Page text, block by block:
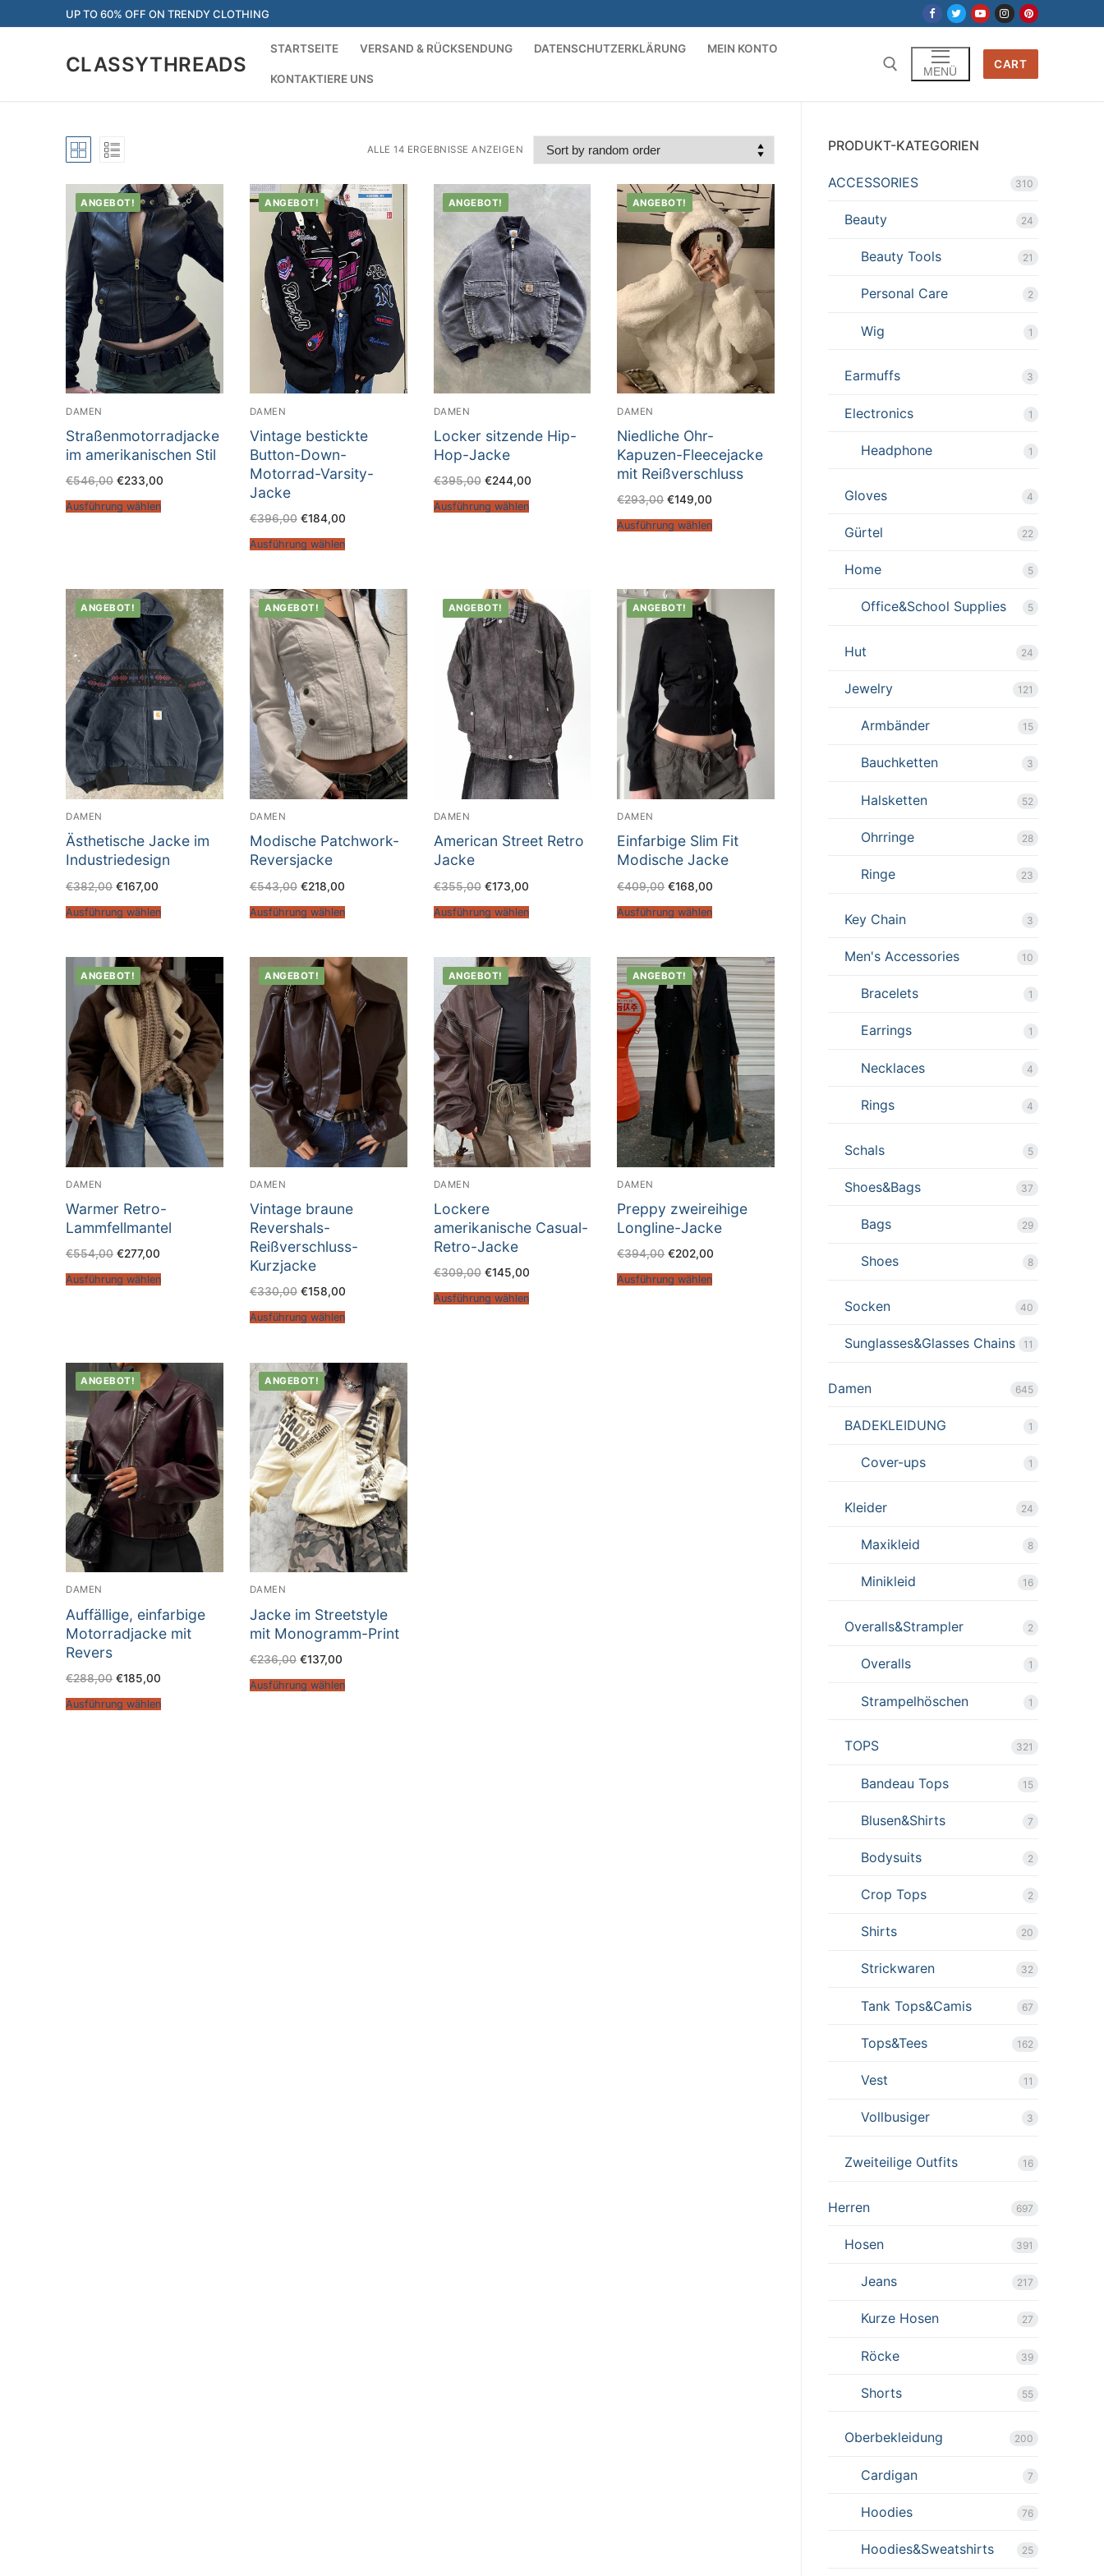
Inhalt
UP TO 60% OFF ON TRENDY CLOTHING
CLASSYTHREADS
STARTSEITE VERSAND & RÜCKSENDUNG DATENSCHUTZERKLÄRUNG MEIN KONTO
KONTAKTIERE UNS
Suchen nach:
MENÜ
CART
ALLE 14 ERGEBNISSE ANZEIGEN
ANGEBOT!
DAMEN
Straßenmotorradjacke
im amerikanischen Stil
€546,00 €233,00
Ausführung wählen
ANGEBOT!
DAMEN
Vintage bestickte
Button-Down-
Motorrad-Varsity-
Jacke
€396,00 €184,00
Ausführung wählen
ANGEBOT!
DAMEN
Locker sitzende Hip-
Hop-Jacke
€395,00 €244,00
Ausführung wählen
ANGEBOT!
DAMEN
Niedliche Ohr-
Kapuzen-Fleecejacke
mit Reißverschluss
€293,00 €149,00
Ausführung wählen
ANGEBOT!
DAMEN
Ästhetische Jacke im
Industriedesign
€382,00 €167,00
Ausführung wählen
ANGEBOT!
DAMEN
Modische Patchwork-
Reversjacke
€543,00 €218,00
Ausführung wählen
ANGEBOT!
DAMEN
American Street Retro
Jacke
€355,00 €173,00
Ausführung wählen
ANGEBOT!
DAMEN
Einfarbige Slim Fit
Modische Jacke
€409,00 €168,00
Ausführung wählen
ANGEBOT!
DAMEN
Warmer Retro-
Lammfellmantel
€554,00 €277,00
Ausführung wählen
ANGEBOT!
DAMEN
Vintage braune
Revershals-
Reißverschluss-
Kurzjacke
€330,00 €158,00
Ausführung wählen
ANGEBOT!
DAMEN
Lockere
amerikanische Casual-
Retro-Jacke
€309,00 €145,00
Ausführung wählen
ANGEBOT!
DAMEN
Preppy zweireihige
Longline-Jacke
€394,00 €202,00
Ausführung wählen
ANGEBOT!
DAMEN
Auffällige, einfarbige
Motorradjacke mit
Revers
€288,00 €185,00
Ausführung wählen
ANGEBOT!
DAMEN
Jacke im Streetstyle
mit Monogramm-Print
€236,00 €137,00
Ausführung wählen
PRODUKT-KATEGORIEN
ACCESSORIES 310
Beauty 24
Beauty Tools 21
Personal Care 2
Wig 1
Earmuffs 3
Electronics 1
Headphone 1
Gloves 4
Gürtel 22
Home 5
Office&School Supplies 5
Hut 24
Jewelry 121
Armbänder 15
Bauchketten 3
Halsketten 52
Ohrringe 28
Ringe 23
Key Chain 3
Men's Accessories 10
Bracelets 1
Earrings 1
Necklaces 4
Rings 4
Schals 5
Shoes&Bags 37
Bags 29
Shoes 8
Socken 40
Sunglasses&Glasses Chains 11
Damen 645
BADEKLEIDUNG 1
Cover-ups 1
Kleider 24
Maxikleid 8
Minikleid 16
Overalls&Strampler 2
Overalls 1
Strampelhöschen 1
TOPS 321
Bandeau Tops 15
Blusen&Shirts 7
Bodysuits 2
Crop Tops 2
Shirts 20
Strickwaren 32
Tank Tops&Camis 67
Tops&Tees 162
Vest 11
Vollbusiger 3
Zweiteilige Outfits 16
Herren 697
Hosen 391
Jeans 217
Kurze Hosen 27
Röcke 39
Shorts 55
Oberbekleidung 200
Cardigan 7
Hoodies 76
Hoodies&Sweatshirts 25